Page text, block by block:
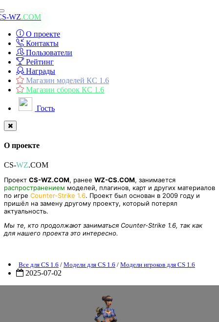
Toggle
navigation
WZ.COM
О проекте
Контакты
Пользователи
Рейтинг
Награды
Магазин моделей КС 1.6
Магазин сборок КС 1.6
Гость
О проекте
CS-WZ.COM
Проект CS-WZ.COM, ранее WZ-CS.COM, занимается
распространением моделей, плагинов, карт и других материалов
по игре Counter-Strike 1.6. Проект был основан в 2009 году и
пришёл на замену другому проекту, который потерял
актуальность.
Мы те, кто продолжают заниматься Counter-Strike 1.6, так как
для нашего проекта это интересно.
Все для CS 1.6 / Модели для CS 1.6 / Модели игроков для CS 1.6
2025-07-02